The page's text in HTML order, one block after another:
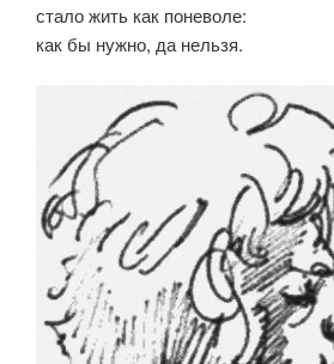
стало жить как поневоле:
как бы нужно, да нельзя.